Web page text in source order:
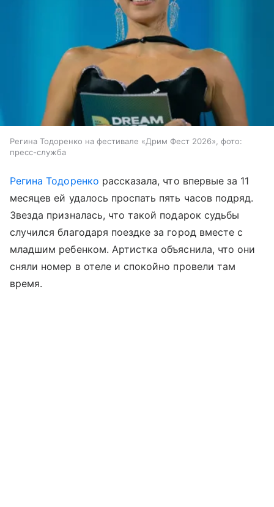
Регина Тодоренко на фестивале «Дрим Фест 2026», фото:
пресс-служба
Регина Тодоренко рассказала, что впервые за 11
месяцев ей удалось проспать пять часов подряд.
Звезда призналась, что такой подарок судьбы
случился благодаря поездке за город вместе с
младшим ребенком. Артистка объяснила, что они
сняли номер в отеле и спокойно провели там
время.